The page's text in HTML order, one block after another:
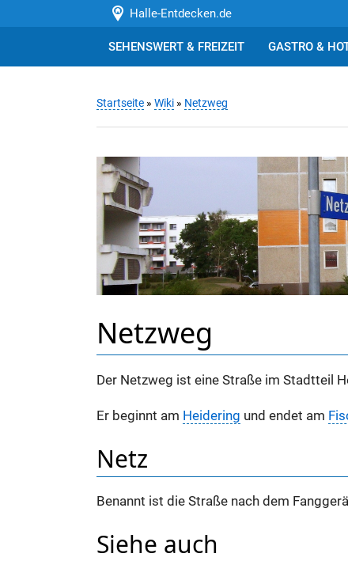
Halle-Entdecken.de
SEHENSWERT & FREIZEIT GASTRO &
Startseite » Wiki » Netzweg
Netzweg
Der Netzweg ist eine Straße im Stadtteil
Er beginnt am Heidering und endet am
Netz
Benannt ist die Straße nach dem
Siehe auch